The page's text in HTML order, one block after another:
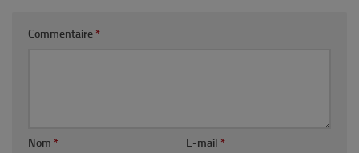
Commentaire *
Nom * E-mail *